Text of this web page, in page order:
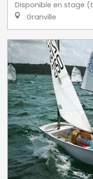
Disponible en stage
Granville